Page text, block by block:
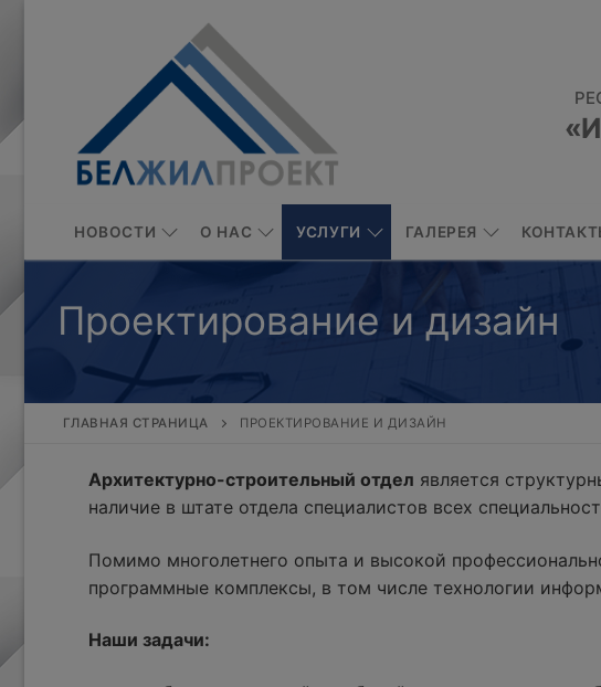
НОВОСТИ О НАС УСЛУГИ ГАЛЕРЕЯ
Проектирование и дизайн
ГЛАВНАЯ СТРАНИЦА ПРОЕКТИРОВАНИЕ И ДИЗАЙН
Архитектурно-строительный отдел является
наличие в штате отдела специалистов всех
Помимо многолетнего опыта и высокой
программные комплексы, в том числе технологии
Наши задачи: